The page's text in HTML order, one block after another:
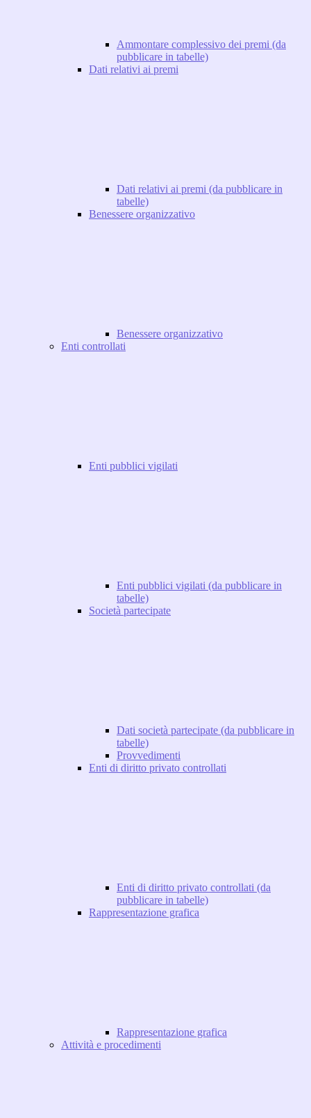
Ammontare complessivo dei premi (da
pubblicare in tabelle)
Dati relativi ai premi
Dati relativi ai premi (da pubblicare in
tabelle)
Benessere organizzativo
Benessere organizzativo
Enti controllati
Enti pubblici vigilati
Enti pubblici vigilati (da pubblicare in
tabelle)
Società partecipate
Dati società partecipate (da pubblicare in
tabelle)
Provvedimenti
Enti di diritto privato controllati
Enti di diritto privato controllati (da
pubblicare in tabelle)
Rappresentazione grafica
Rappresentazione grafica
Attività e procedimenti